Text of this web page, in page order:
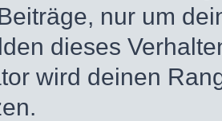
nur um
dieses
wird deinen